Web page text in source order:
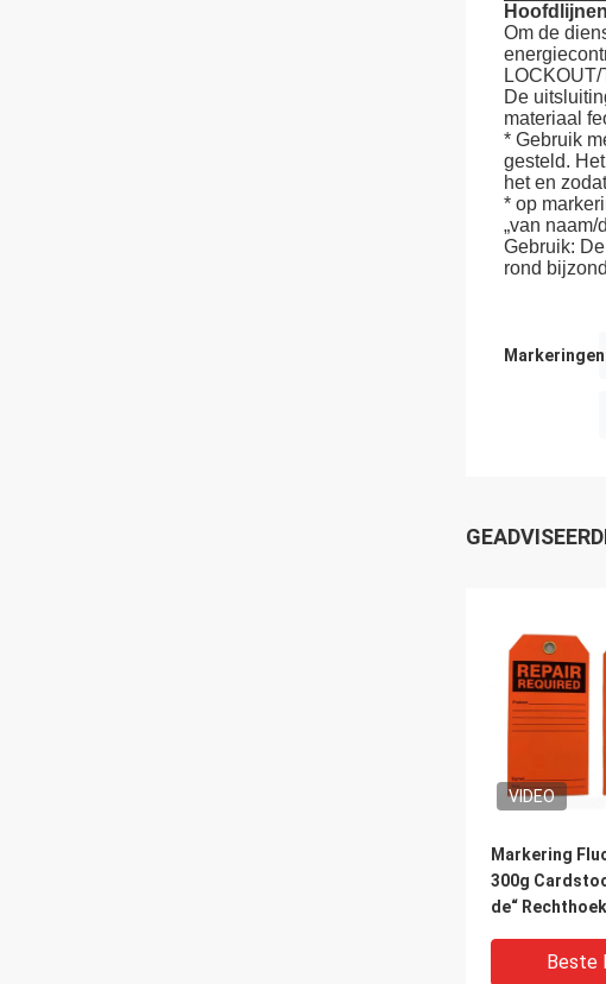
Hoofdlijnen
Om de
De
materiaal
* Gebruik
gesteld.
het en
* op
„van
Gebruik:
rond
VIDEO
Markering
300g
de“
VeiligheidBeste